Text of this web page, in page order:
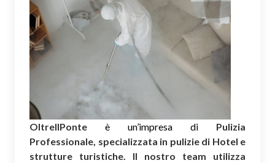
OltreIlPonte è un’impresa di Pulizia
Professionale, specializzata in pulizie di Hotel e
strutture turistiche. Il nostro team utilizza